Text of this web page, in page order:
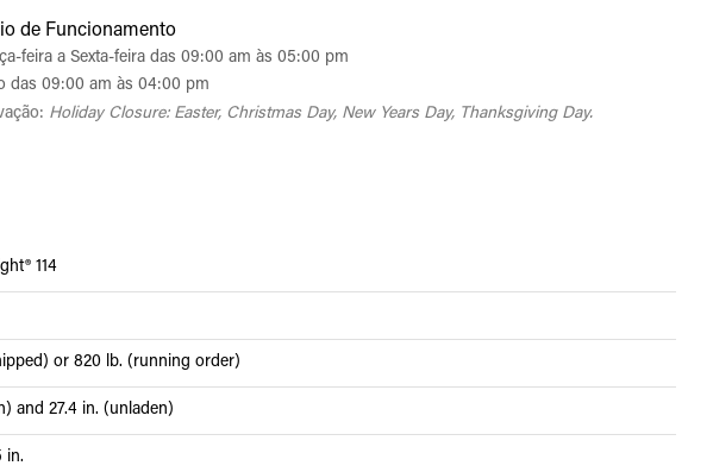
de Funcionamento
feira a Sexta-feira das 09:00 am às 05:00 pm
das 09:00 am às 04:00 pm
Holiday Closure: Easter, Christmas Day, New Years Day, Thanksgiving Day.
114
or 820 lb. (running order)
and 27.4 in. (unladen)
in.